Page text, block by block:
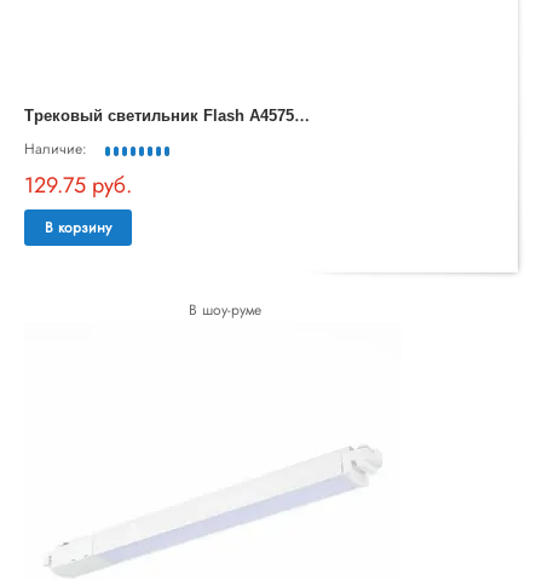
Т
рековый светильник Flash A4575PL-1BK
Наличие:
129.75 руб.
В корзину
В шоу-руме